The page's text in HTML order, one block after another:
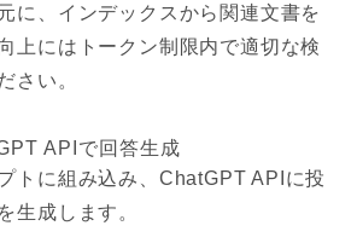
に、インデックスから関連文書を
上にはトークン制限内で適切な検
さい。
APIで回答生成
トに組み込み、ChatGPT APIに投
生成します。